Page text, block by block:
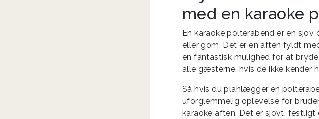
med en karaoke
En karaoke polterabend er en
eller gom. Det er en aften fyldt
en fantastisk mulighed for at
alle gæsterne, hvis de ikke kender
Så hvis du planlægger en
uforglemmelig oplevelse for
karaoke aften. Det er sjovt,